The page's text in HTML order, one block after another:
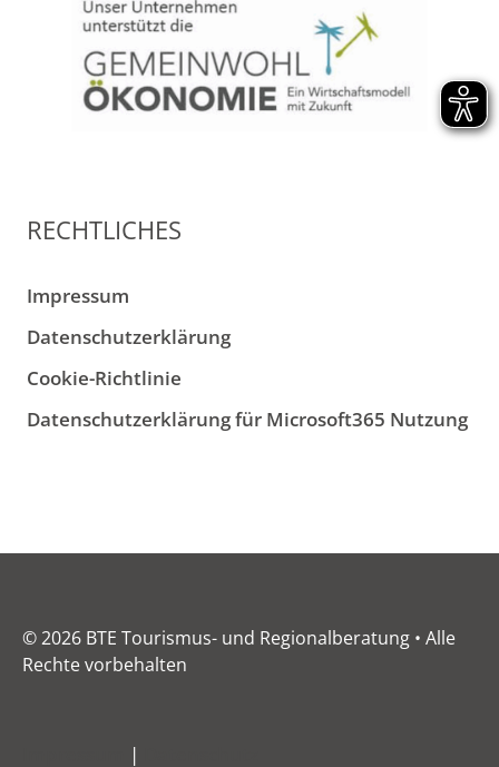
RECHTLICHES
Impressum
Datenschutzerklärung
Cookie-Richtlinie
Datenschutzerklärung für Microsoft365 Nutzung
© 2026 BTE Tourismus- und Regionalberatung • Alle
Rechte vorbehalten
|